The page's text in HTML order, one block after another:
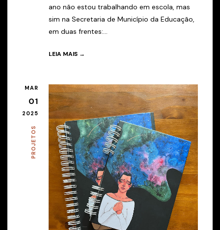
ano não estou trabalhando em escola, mas
sim na Secretaria de Município da Educação,
em duas frentes:...
LEIA MAIS →
MAR
01
2025
PROJETOS